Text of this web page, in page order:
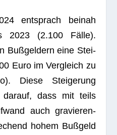
ent­sprach bei­nah
2023 (2.100 Fälle).
Buß­gel­dern eine Stei­
Euro im Ver­gleich zu
Diese Stei­ge­rung
dar­auf, dass mit teils
auch gra­vie­ren­
hohem Buß­geld